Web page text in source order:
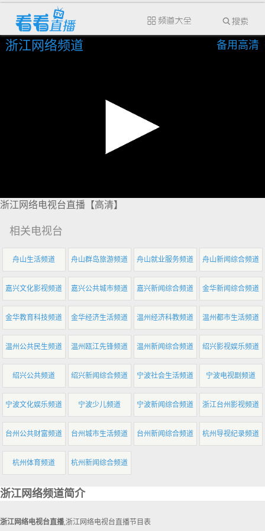
浙江网络频道 备用高清
浙江网络电视台直播【高清】
相关电视台
舟山生活频道 舟山群岛旅游频道 舟山就业服务频道 舟山新闻综合频道
嘉兴文化影视频道 嘉兴公共城市频道 嘉兴新闻综合频道 金华新闻综合频道
金华教育科技频道 金华经济生活频道 温州经济科教频道 温州都市生活频道
温州公共民生频道 温州瓯江先锋频道 温州新闻综合频道 绍兴影视娱乐频道
绍兴公共频道 绍兴新闻综合频道 宁波社会生活频道 宁波电视剧频道
宁波文化娱乐频道 宁波少儿频道 宁波新闻综合频道 浙江台州影视频道
台州公共财富频道 台州城市生活频道 台州新闻综合频道 杭州导视纪录频道
杭州体育频道 杭州新闻综合频道
浙江网络频道简介
浙江网络电视台直播,浙江网络电视台直播节目表